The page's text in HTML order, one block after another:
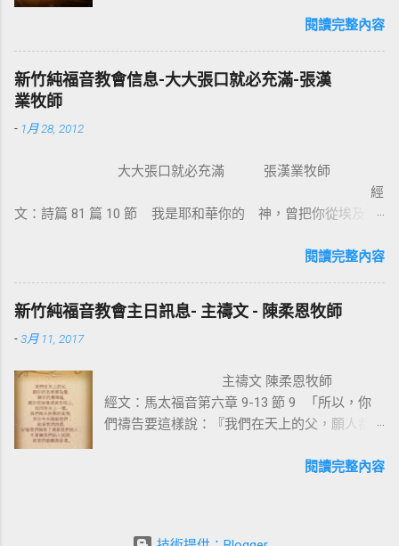
著：「凡掛在木頭上都是被咒詛的。」 14 這
人，使我們因信得著所應許的聖靈。 基督教
信仰的核心是十字架，不管我們的知識理念如
穌基督並祂釘十字架，我不傳別的。今天我們
所需要的，就是耶穌基督並祂釘十字架。保羅
說耶穌基督就是神的智慧、神的能力，我們是
基督裡，他就是新造的人，舊事已過，都變成
新的了。 在基督裡成為新造的人有兩個意義：
一是修理舊的，使它能像新的一樣；二是把舊
的全部拆毀，再重新建立，根本上就完全改
獨十字架的大能才能讓我們改變，也就是神的
智慧與能力，因著耶穌基督，十字架也成為愛
與犧牲的象徵。 一個真正體會耶穌基督救贖
們的十字架，耶穌在十字架上給我們什麼恩典
放，沒有罪的耶穌為有罪的我們，流出寶血救
閱讀完整內容
新竹純福音教會信息-大大張口就必充滿-張漢
業牧師
- 1月 28, 2012
大大張口就必充滿 張漢業牧師
經
文：詩篇 81 篇 10 節 我是耶和華你的 神，曾把你從埃及地
張口？因為我們要得著救恩、恩典、醫治和救贖。耶穌把撒瑪
知我素來所行的一切。她就到城裏跟眾人作見證：「這位耶
穌，祂把我素來所行的，都說出來了」。彼得和約翰到美門
口，看見一位生來瘸腿的，彼得說：【 金和銀我都没有，只把
人就站起來，跳著敬拜讚美 神 】。我相信這人見到人就會大聲
的說：「各位親戚朋友，我本來是瘸腿不能行走的，但我已經
得到醫治了」。 神喜歡我們大大張口，因為祂喜歡我們把內心
實際的表達出來。 神不是不知道我們內心的狀況和遭遇，並不
是祂缺乏而不能給我們，重要的是很多的人，他没有祈求、没
閱讀完整內容
新竹純福音教會主日訊息- 主禱文 - 陳柔恩牧師
-3月 11, 2017
主禱文 陳柔恩牧師
經文：馬太福音第六章 9-13 節 9 「所以，你
們禱告要這樣說：『我們在天上的父，願人都
意行在地上，如同行在天上。 11 我們日用的
閱讀完整內容